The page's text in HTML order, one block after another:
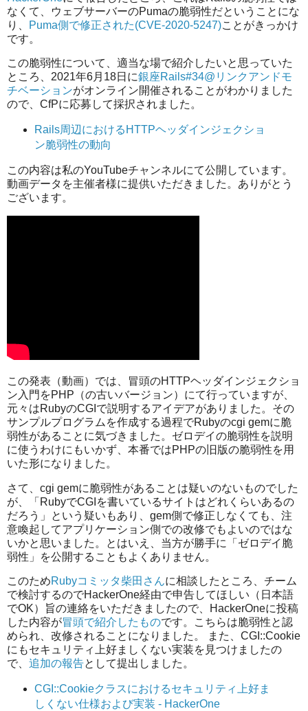
なくて、ウェブサーバーのPumaの脆弱性だということにな
り、
Puma側で修正された(CVE-2020-5247)ことがきっかけ
です。
この脆弱性について、適当な場で紹介したいと思っていた
ところ、2021年6月18日に銀座Rails#34@リンクアンドモ
チベーションがオンライン開催されることがわかりました
ので、CfPに応募して採択されました。
Rails周辺におけるHTTPヘッダインジェクショ
ン脆弱性の動向
この内容は私のYouTubeチャンネルにて公開しています。
動画データを主催者様に提供いただきました。ありがとう
ございます。
この発表（動画）では、冒頭のHTTPヘッダインジェクショ
ン入門をPHP（の古いバージョン）にて行っていますが、
元々はRubyのCGIで説明するアイデアがありました。その
サンプルプログラムを作成する過程でRubyのcgi gemに脆
弱性があることに気づきました。ゼロデイの脆弱性を説明
に使うわけにもいかず、本番ではPHPの旧版の脆弱性を用
いた形になりました。
さて、cgi gemに脆弱性があることは疑いのないものでした
が、「RubyでCGIを書いているサイトはどれくらいあるの
だろう」という疑いもあり、gem側で修正しなくても、注
意喚起してアプリケーション側での改修でもよいのではな
いかと思いました。とはいえ、当方が勝手に「ゼロデイ脆
弱性」を公開することもよくありません。
このためRubyコミッタ柴田さんに相談したところ、チーム
で検討するのでHackerOne経由で申告してほしい（日本語
でOK）旨の連絡をいただきましたので、HackerOneに投稿
した内容が冒頭で紹介したものです。こちらは脆弱性と認
められ、改修されることになりました。 また、CGI::Cookie
にもセキュリティ上好ましくない実装を見つけましたの
で、 追加の報告として提出しました。
CGI::Cookieクラスにおけるセキュリティ上好ま
しくない仕様および実装 - HackerOne